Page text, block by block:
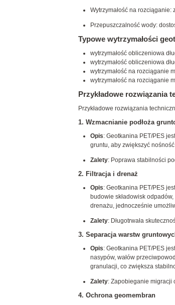
Wytrzymałość na
Przepuszczalność wody:
Typowe wytrzymałości
wytrzymałość obliczeniowa
wytrzymałość obliczeniowa
wytrzymałość na rozciąganie
wytrzymałość na rozciąganie
Przykładowe rozwiązania
Przykładowe rozwiązania
1. Wzmacnianie podłoża
Opis: Geotkanina PET/PES
gruntu, aby zwiększyć
Zalety: Poprawa stabilności
2. Filtracja i drenaż
Opis: Geotkanina PET/PES
budowie składowisk
drenażu, jednocześnie
Zalety: Długotrwała
3. Separacja warstw
Opis: Geotkanina PET/PES
nasypów, wałów
granulacji, co zwiększa
Zalety: Zapobieganie migracji
4. Ochrona geomembran